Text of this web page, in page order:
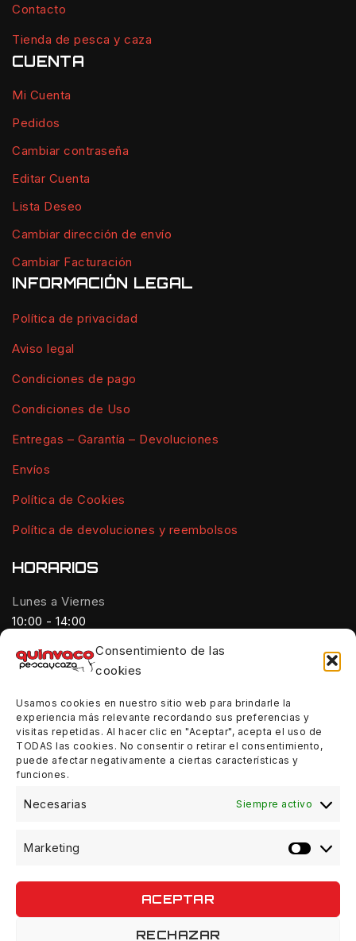
Consentimiento de las
cookies
Usamos cookies en nuestro sitio web para brindarle la
experiencia más relevante recordando sus preferencias y
visitas repetidas. Al hacer clic en "Aceptar", acepta el uso de
TODAS las cookies. No consentir o retirar el consentimiento,
puede afectar negativamente a ciertas características y
funciones.
Necesarias Siempre activo
Marketing
ACEPTAR
RECHAZAR
Contacto
Tienda de pesca y caza
CUENTA
Mi Cuenta
Pedidos
Cambiar contraseña
Editar Cuenta
Lista Deseo
Cambiar dirección de envío
Cambiar Facturación
INFORMACIÓN LEGAL
Política de privacidad
Aviso legal
Condiciones de pago
Condiciones de Uso
Entregas – Garantía – Devoluciones
Envíos
Política de Cookies
Política de devoluciones y reembolsos
HORARIOS
Lunes a Viernes
10:00 - 14:00
Tardes:
18:00 - 21:00
Sábados:
10:00 - 14:00
Domingos:
Cerrado